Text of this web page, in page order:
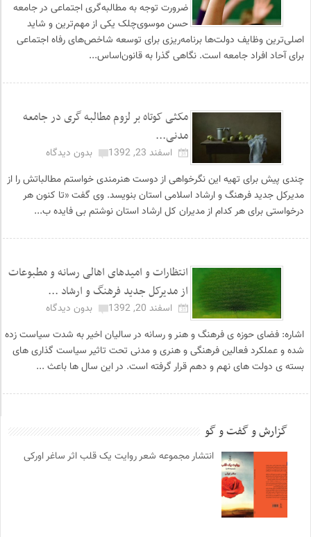
ضرورت توجه به مطالبه‌گری اجتماعی در جامعه
حسن موسوی‌چلک یکی از مهم‌ترین و شاید
اصلی‌ترین وظایف دولت‌ها برنامه‌ریزی برای توسعه شاخص‌های رفاه اجتماعی
برای آحاد افراد جامعه است. نگاهی گذرا به قانون‌اساس...
مکثی کوتاه بر لزوم مطالبه گری در جامعه
مدنی...
اسفند 23, 1392
بدون دیدگاه
چندی پیش برای تهیه این نگرخواهی از دوست هنرمندی خواستم مطالباتش را از
مدیرکل جدید فرهنگ و ارشاد اسلامی استان بنویسد. وی گفت «تا کنون هر
درخواستی برای هر کدام از مدیران کل ارشاد استان نوشتم بی فایده ب...
انتظارات و امیدهای اهالی رسانه و مطبوعات
از مدیرکل جدید فرهنگ و ارشاد ...
اسفند 20, 1392
بدون دیدگاه
اشاره: فضای حوزه ی فرهنگ و هنر و رسانه در سالیان اخیر به شدت سیاست زده
شده و عملکرد فعالین فرهنگی و هنری و مدنی تحت تاثیر سیاست گذاری های
بسته ی دولت های نهم و دهم قرار گرفته است. در این سال ها باعث ...
گزارش و گفت و گو
انتشار مجموعه شعر روایت یک قلب اثر ساغر اورکی